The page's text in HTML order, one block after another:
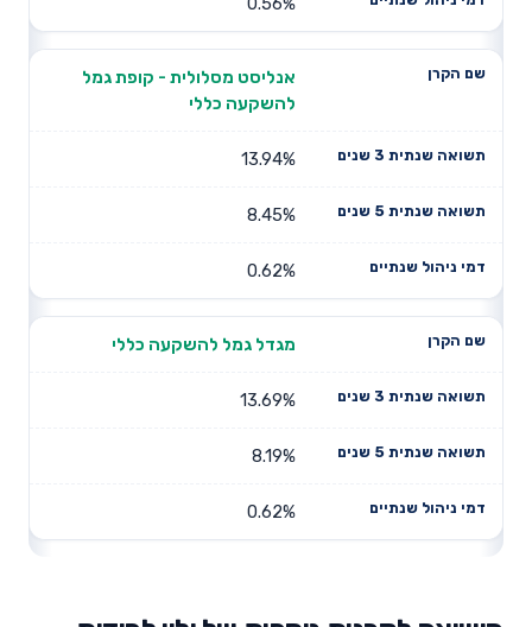
אנליסט מסלולית - קופת גמל
להשקעה כללי
13.94%
8.45%
0.62%
מגדל גמל להשקעה כללי
13.69%
8.19%
0.62%